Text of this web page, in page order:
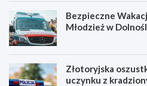
Bezpieczne
Młodzież w
Złotoryjska
uczynku z